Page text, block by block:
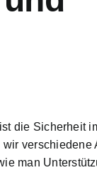
die Sicherheit
man